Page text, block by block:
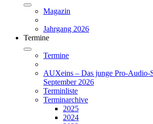
Magazin
Jahrgang 2026
Termine
Termine
AUXeins – Das junge Pro-Audio-
September 2026
Terminliste
Terminarchive
2025
2024